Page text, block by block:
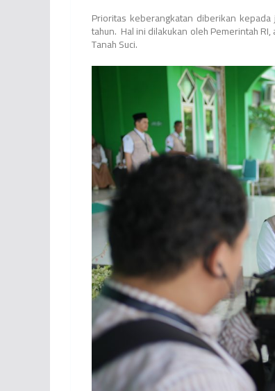
Prioritas keberangkatan diberikan kepada
tahun. Hal ini dilakukan oleh Pemerintah
Tanah Suci.